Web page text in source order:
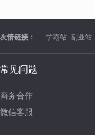
友情链接： 学霸站+副业站
常见问题
商务合作
微信客服